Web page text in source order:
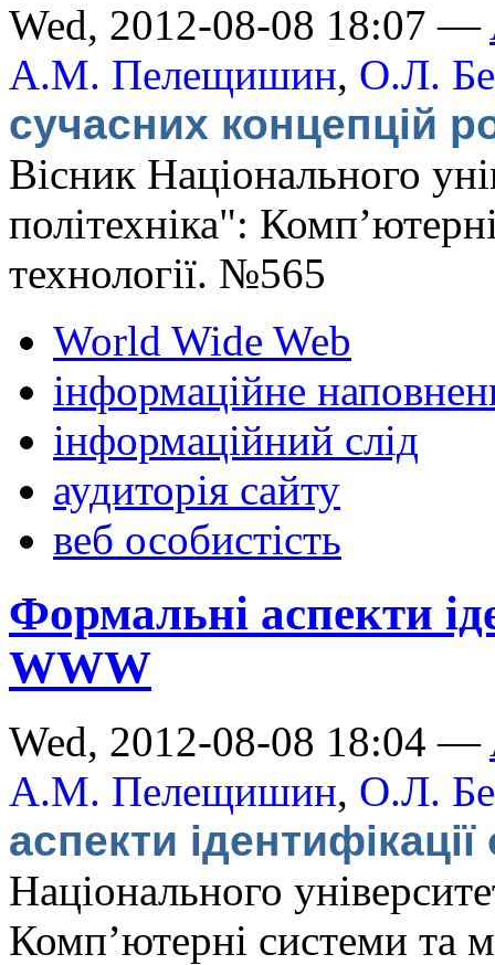
Wed, 2012-08-08 18:07 —
А.М. Пелещишин, О.Л.
сучасних концепцій
Вісник Національного
політехніка":
технології. №565
World Wide Web
інформаційне
інформаційний слід
аудиторія сайту
веб особистість
Формальні аспекти
WWW
Wed, 2012-08-08 18:04 —
А.М. Пелещишин, О.Л.
аспекти
Національного
Комп’ютерні системи та